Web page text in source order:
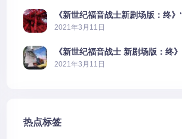
《新世纪福音战士新剧场版：终》
公开
2021年3月11日
《新世纪福音战士 新剧场版：终
2021年3月11日
热点标签